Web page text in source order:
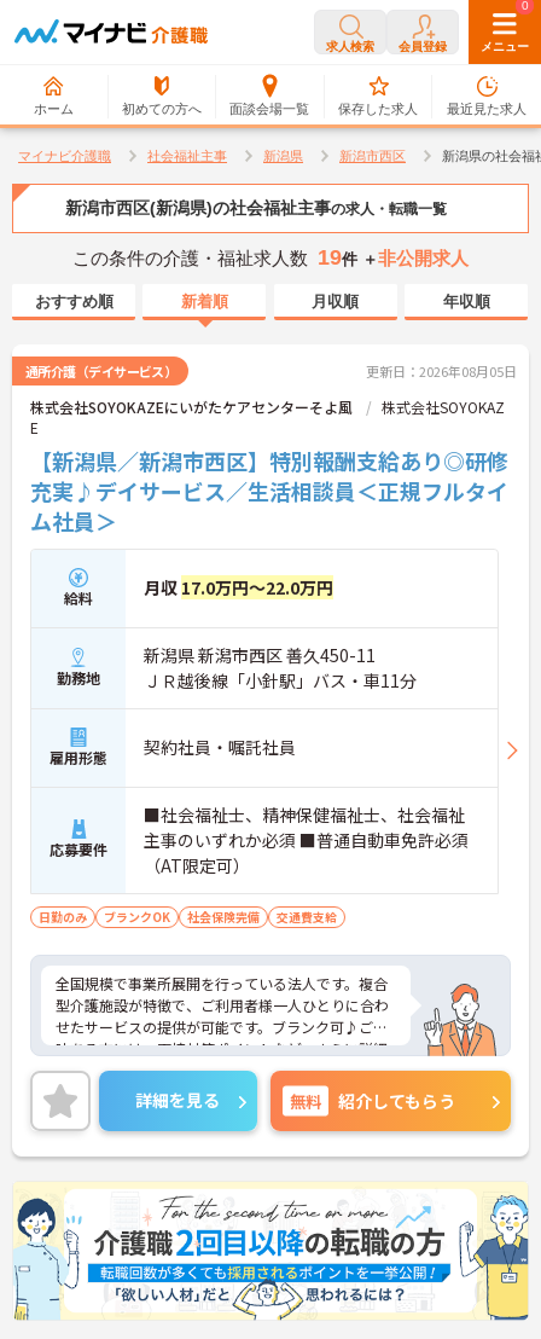
求人検索 会員登録 メニュー
ホーム 初めての方へ 面談会場一覧
0
保存した求人
0
最近見た求人
マイナビ介護職 社会福祉主事 新潟県 新潟市西区 新潟県の社会福
新潟市西区(新潟県)の社会福祉主事の求人・転職一覧
この条件の介護・福祉求人数 19件 ＋非公開求人
おすすめ順 新着順 月収順 年収順
通所介護（デイサービス） 更新日：2026年08月05日
株式会社SOYOKAZEにいがたケアセンターそよ風
株式会社SOYOKAZ
E
【新潟県／新潟市西区】特別報酬支給あり◎研修
充実♪デイサービス／生活相談員＜正規フルタイ
ム社員＞
給料 月収 17.0万円～22.0万円
勤務地
新潟県 新潟市西区 善久450-11
ＪＲ越後線「小針駅」バス・車11分
雇用形態 契約社員・嘱託社員
応募要件
■社会福祉士、精神保健福祉士、社会福祉
主事のいずれか必須 ■普通自動車免許必須
（AT限定可）
日勤のみ ブランクOK 社会保険完備 交通費支給
全国規模で事業所展開を行っている法人です。複合
型介護施設が特徴で、ご利用者様一人ひとりに合わ
せたサービスの提供が可能です。ブランク可♪ご興
味ある方には、面接対策ポイントなど、さらに詳細
をお話しいたしますのでお気軽にご相談ください！
詳細を見る 無料 紹介してもらう